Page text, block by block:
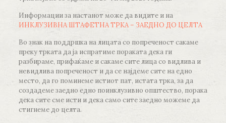
Информации за настанот може да видите и на
ИНКЛУЗИВНА ШТАФЕТНА ТРКА – ЗАЕДНО ДО ЦЕЛТА
Во знак на поддршка на лицата со попреченост сакаме
преку трката да ја испратиме пораката дека ги
разбираме, прифаќаме и сакаме сите лица со видлива и
невидлива попреченост и да се најдеме сите на едно
место, да го поминеме истиот пат, истата трка, за да
создадеме заедно едно поинклузивно општество, порака
дека сите сме исти и дека само сите заедно можеме да
стигнеме до целта.